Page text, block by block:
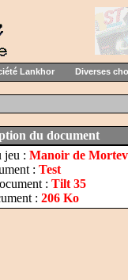
Lankhor Diverses
du document
jeu : Manoir de
: Test
: Tilt 35
: 206 Ko